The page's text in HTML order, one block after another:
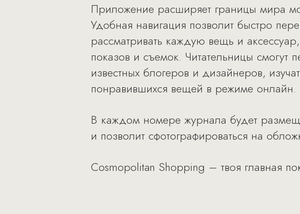
Приложение расширяет границы мира
Удобная навигация позволит быстро
рассматривать каждую вещь и
показов и съемок. Читательницы смогут
известных блогеров и дизайнеров,
понравившихся вещей в режиме онлайн.
В каждом номере журнала будет
и позволит сфотографироваться на
Cosmopolitan Shopping – твоя главная